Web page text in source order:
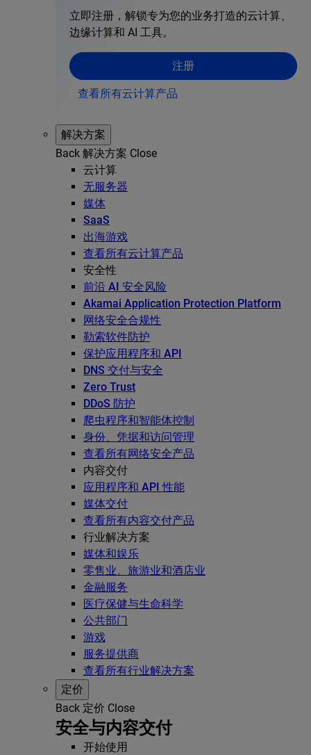
立即注册，解锁专为您的业务打造的云计算、
边缘计算和 AI 工具。
注册
查看所有云计算产品
解决方案
Back 解决方案 Close
云计算
无服务器
媒体
SaaS
出海游戏
查看所有云计算产品
安全性
前沿 AI 安全风险
Akamai Application Protection Platform
网络安全合规性
勒索软件防护
保护应用程序和 API
DNS 交付与安全
Zero Trust
DDoS 防护
爬虫程序和智能体控制
身份、凭据和访问管理
查看所有网络安全产品
内容交付
应用程序和 API 性能
媒体交付
查看所有内容交付产品
行业解决方案
媒体和娱乐
零售业、旅游业和酒店业
金融服务
医疗保健与生命科学
公共部门
游戏
服务提供商
查看所有行业解决方案
定价
Back 定价 Close
安全与内容交付
开始使用